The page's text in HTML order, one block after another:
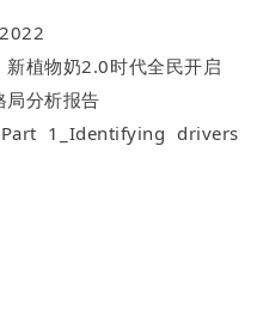
植物奶2.0时代全民开启
分析报告
1_Identifying drivers